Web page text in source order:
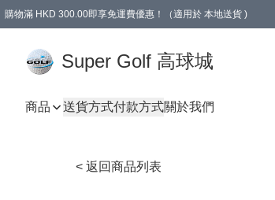
購物滿 HKD 300.00即享免運費優惠！（適用於 本地送貨 )
Super Golf 高球城
商品 送貨方式付款方式關於我們
< 返回商品列表